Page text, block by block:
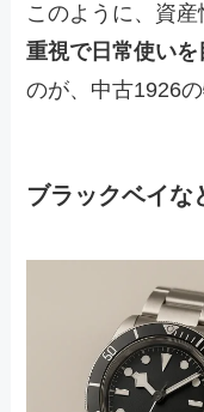
このように、資産
重視で日常使い
のが、中古1926
ブラックベイな